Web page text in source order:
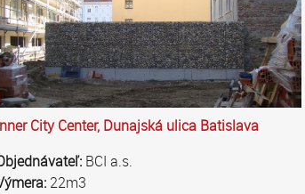
City Center, Dunajská ulica Batislava
BCI a.s.
22m3